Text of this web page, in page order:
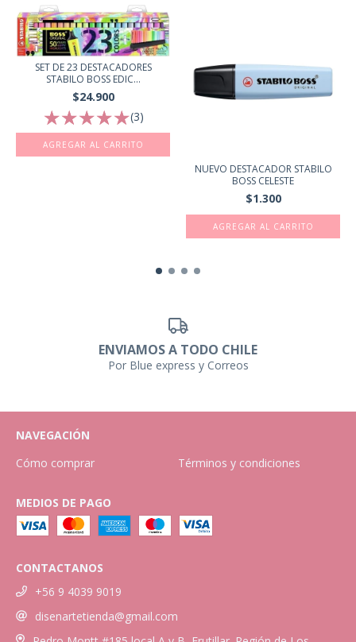
SET DE 23 DESTACADORES
STABILO BOSS EDIC...
$24.900
(3)
NUEVO DESTACADOR STABILO
BOSS CELESTE
$1.300
ENVIAMOS A TODO CHILE
Por Blue express y Correos
NAVEGACIÓN
Cómo comprar
Términos y condiciones
MEDIOS DE PAGO
CONTACTANOS
+56 9 4039 9019
disenartetienda@gmail.com